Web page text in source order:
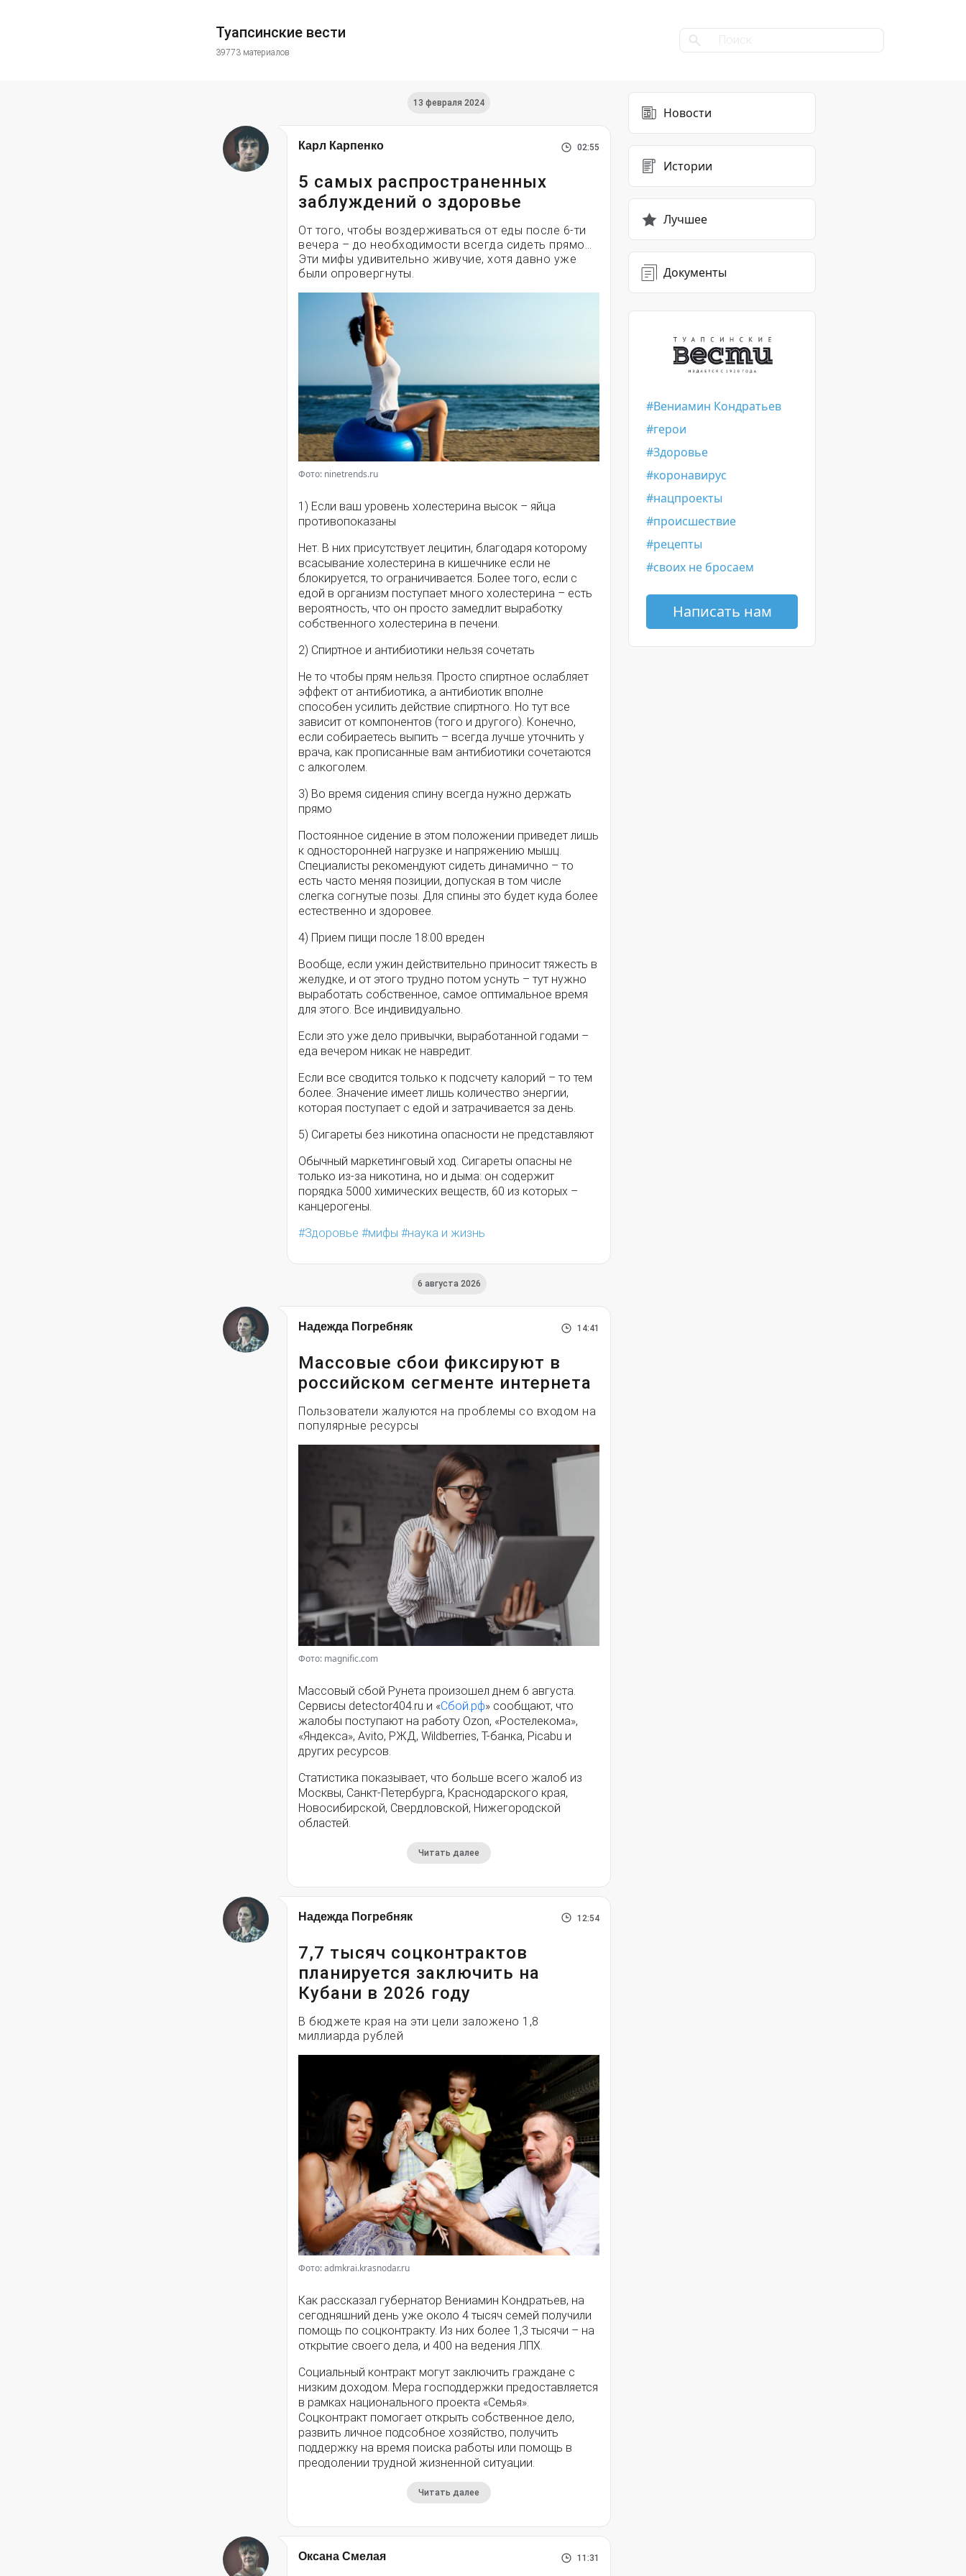
Туапсинские вести
39773 материалов
13 февраля 2024
Карл Карпенко 02:55
5 самых распространенных
заблуждений о здоровье
От того, чтобы воздерживаться от еды после 6-ти
вечера – до необходимости всегда сидеть прямо…
Эти мифы удивительно живучие, хотя давно уже
были опровергнуты.
Фото: ninetrends.ru
1) Если ваш уровень холестерина высок – яйца
противопоказаны
Нет. В них присутствует лецитин, благодаря которому
всасывание холестерина в кишечнике если не
блокируется, то ограничивается. Более того, если с
едой в организм поступает много холестерина – есть
вероятность, что он просто замедлит выработку
собственного холестерина в печени.
2) Спиртное и антибиотики нельзя сочетать
Не то чтобы прям нельзя. Просто спиртное ослабляет
эффект от антибиотика, а антибиотик вполне
способен усилить действие спиртного. Но тут все
зависит от компонентов (того и другого). Конечно,
если собираетесь выпить – всегда лучше уточнить у
врача, как прописанные вам антибиотики сочетаются
с алкоголем.
3) Во время сидения спину всегда нужно держать
прямо
Постоянное сидение в этом положении приведет лишь
к односторонней нагрузке и напряжению мышц.
Специалисты рекомендуют сидеть динамично – то
есть часто меняя позиции, допуская в том числе
слегка согнутые позы. Для спины это будет куда более
естественно и здоровее.
4) Прием пищи после 18:00 вреден
Вообще, если ужин действительно приносит тяжесть в
желудке, и от этого трудно потом уснуть – тут нужно
выработать собственное, самое оптимальное время
для этого. Все индивидуально.
Если это уже дело привычки, выработанной годами –
еда вечером никак не навредит.
Если все сводится только к подсчету калорий – то тем
более. Значение имеет лишь количество энергии,
которая поступает с едой и затрачивается за день.
5) Сигареты без никотина опасности не представляют
Обычный маркетинговый ход. Сигареты опасны не
только из-за никотина, но и дыма: он содержит
порядка 5000 химических веществ, 60 из которых –
канцерогены.
Здоровье
мифы наука и жизнь
6 августа 2026
Надежда Погребняк 14:41
Массовые сбои фиксируют в
российском сегменте интернета
Пользователи жалуются на проблемы со входом на
популярные ресурсы
Фото: magnific.com
Массовый сбой Рунета произошел днем 6 августа.
Сервисы detector404.ru и «Сбой.рф» сообщают, что
жалобы поступают на работу Ozon, «Ростелекома»,
«Яндекса», Avito, РЖД, Wildberries, Т-банка, Picabu и
других ресурсов.
Статистика показывает, что больше всего жалоб из
Москвы, Санкт-Петербурга, Краснодарского края,
Новосибирской, Свердловской, Нижегородской
областей.
Читать далее
Надежда Погребняк 12:54
7,7 тысяч соцконтрактов
планируется заключить на
Кубани в 2026 году
В бюджете края на эти цели заложено 1,8
миллиарда рублей
Фото: admkrai.krasnodar.ru
Как рассказал губернатор Вениамин Кондратьев, на
сегодняшний день уже около 4 тысяч семей получили
помощь по соцконтракту. Из них более 1,3 тысячи – на
открытие своего дела, и 400 на ведения ЛПХ.
Социальный контракт могут заключить граждане с
низким доходом. Мера господдержки предоставляется
в рамках национального проекта «Семья».
Соцконтракт помогает открыть собственное дело,
развить личное подсобное хозяйство, получить
поддержку на время поиска работы или помощь в
преодолении трудной жизненной ситуации.
Читать далее
Оксана Смелая 11:31
Новости
Истории
Лучшее
Документы
Вениамин Кондратьев
герои
Здоровье
коронавирус
нацпроекты
происшествие
рецепты
своих не бросаем
Написать нам